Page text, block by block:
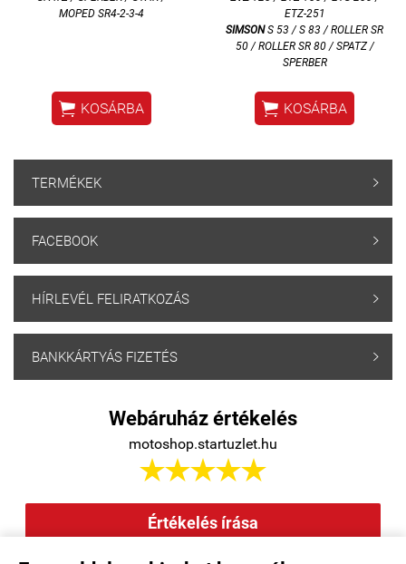
MOPED SR4-2-3-4
 KOSÁRBA
ETZ-251
SIMSONS 53 / S 83 / ROLLER SR
50 / ROLLER SR 80 / SPATZ /
SPERBER
 KOSÁRBA
TERMÉKEK 
FACEBOOK 
HÍRLEVÉL FELIRATKOZÁS 
BANKKÁRTYÁS FIZETÉS 
Webáruház értékelés
motoshop.startuzlet.hu

Értékelés írása